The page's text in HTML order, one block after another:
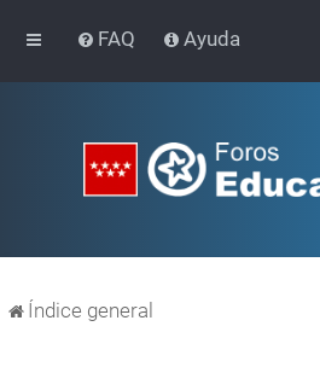
FAQ Ayuda
Índice general